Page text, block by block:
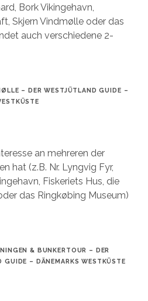
Bork Vikingehavn,
Skjern Vindmølle oder das
auch verschiedene 2-
– DER WESTJÜTLAND GUIDE –
an mehreren der
hat (z.B. Nr. Lyngvig Fyr,
Fiskeriets Hus, die
das Ringkøbing Museum)
& BUNKERTOUR – DER
GUIDE – DÄNEMARKS WESTKÜSTE